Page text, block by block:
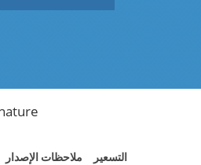
ملاحظات الإصدار التسعير